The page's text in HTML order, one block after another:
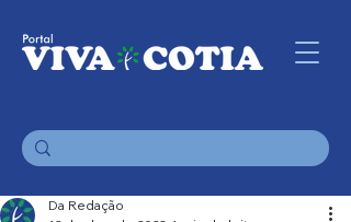
Da Redação